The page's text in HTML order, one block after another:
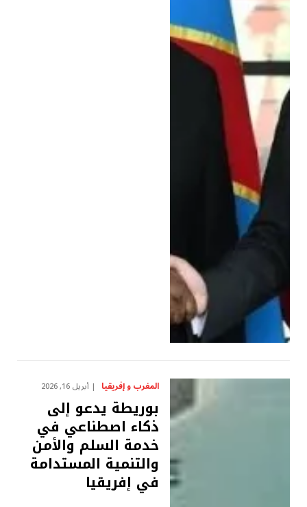
المغرب و إفريقيا أبريل 16, 2026
بوريطة يدعو إلى
ذكاء اصطناعي في
خدمة السلم والأمن
والتنمية المستدامة
في إفريقيا